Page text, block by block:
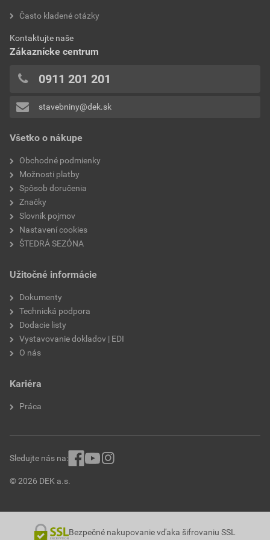
šírka
reakcia na oheň
súčiniteľ tepelnej vodivosti
faktor difúzneho odporu
značka
hodnotilo 0 užívateľov
Pridávať hodnotenie môže iba prihlásený užívateľ.
Všetko o nákupe
Obchodné podmienky
Možnosti platby
Spôsob doručenia
Značky
Slovník pojmov
Nastavení cookies
ŠTEDRÁ SEZÓNA
Užitočné informácie
Dokumenty
Technická podpora
Dodacie listy
Vystavovanie dokladov | EDI
O nás
Kariéra
Práca
Často kladené otázky
Kontaktujte naše
Zákaznícke centrum
0911 201 201
stavebniny@dek.sk
© 2026 DEK a.s.
Sledujte nás na:
Bezpečné nakupovanie vďaka šifrovaniu SSL